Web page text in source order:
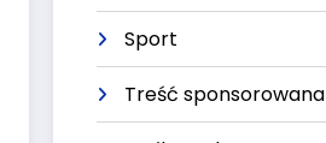
Sport
Treść sponsorowana